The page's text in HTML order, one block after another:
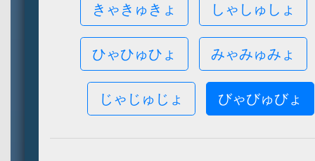
きゃきゅきょ しゃしゅしょ
ひゃひゅひょ みゃみゅみょ
じゃじゅじょ びゃびゅびょ